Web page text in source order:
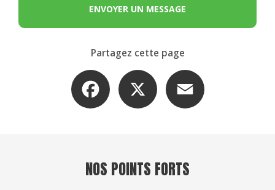
ENVOYER UN MESSAGE
Partagez cette page
Facebook
NOS POINTS FORTS